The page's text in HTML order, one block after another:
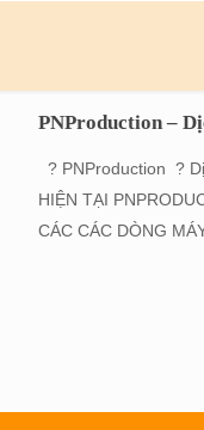
PNProduction –
? PNProduction ?
HIỆN TẠI
CÁC CÁC DÒNG